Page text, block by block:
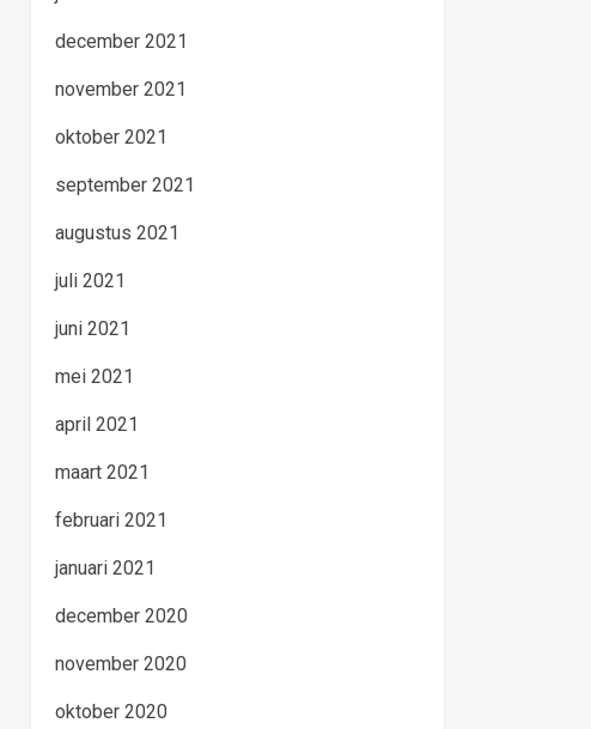
december 2021
november 2021
oktober 2021
september 2021
augustus 2021
juli 2021
juni 2021
mei 2021
april 2021
maart 2021
februari 2021
januari 2021
december 2020
november 2020
oktober 2020